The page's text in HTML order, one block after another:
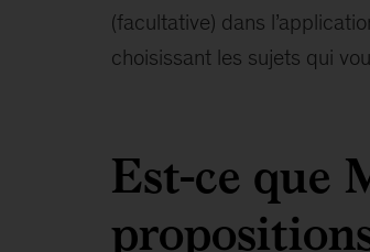
(facultative) dans
choisissant les sujets qui
Est-ce que